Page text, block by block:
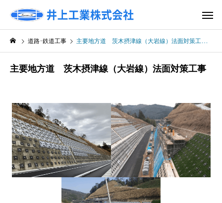
道路･鉄道工事 主要地方道 茨木摂津線（大岩線）法面対策工事
主要地方道 茨木摂津線（大岩線）法面対策工事